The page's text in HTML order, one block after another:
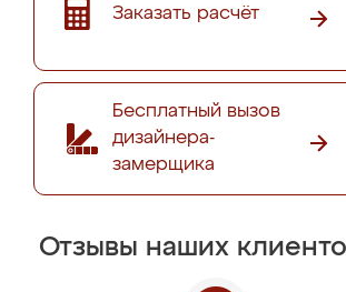
Заказать расчёт
Бесплатный вызов
дизайнера-
замерщика
Отзывы наших